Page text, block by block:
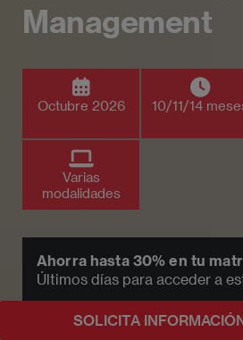
Management
Octubre 2026 10/11/14
Varias
modalidades
Ahorra hasta 30% en tu
Últimos días para acceder a
SOLICITA